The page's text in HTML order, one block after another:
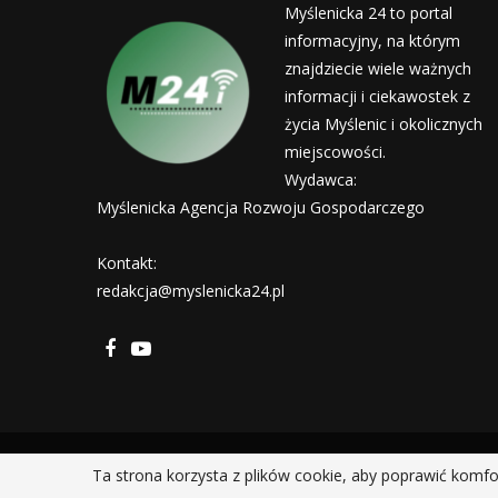
Myślenicka 24 to portal
informacyjny, na którym
znajdziecie wiele ważnych
informacji i ciekawostek z
życia Myślenic i okolicznych
miejscowości.
Wydawca:
Myślenicka Agencja Rozwoju Gospodarczego
Kontakt:
redakcja@myslenicka24.pl
Ta strona korzysta z plików cookie, aby poprawić